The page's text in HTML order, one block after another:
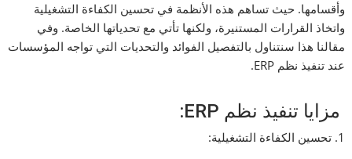
وأقسامها. حيث تساهم هذه الأنظمة في تحسين الكفاءة التشغيلية
واتخاذ القرارات المستنيرة، ولكنها تأتي مع تحدياتها الخاصة. وفي
مقالنا هذا سنتناول بالتفصيل الفوائد والتحديات التي تواجه المؤسسات
عند تنفيذ نظم ERP.
مزايا تنفيذ نظم ERP:
1. تحسين الكفاءة التشغيلية: